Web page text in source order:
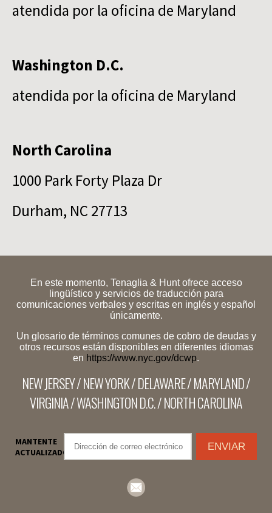
atendida por la oficina de Maryland
Washington D.C.
atendida por la oficina de Maryland
North Carolina
1000 Park Forty Plaza Dr
Durham, NC 27713
En este momento, Tenaglia & Hunt ofrece acceso
lingüístico y servicios de traducción para
comunicaciones verbales y escritas en inglés y español
únicamente.
Un glosario de términos comunes de cobro de deudas y
otros recursos están disponibles en diferentes idiomas
en https://www.nyc.gov/dcwp.
NEW JERSEY / NEW YORK / DELAWARE / MARYLAND /
VIRGINIA / WASHINGTON D.C. / NORTH CAROLINA
MANTENTE
ACTUALIZADO